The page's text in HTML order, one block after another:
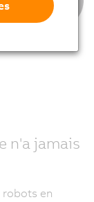
n'a jamais
en